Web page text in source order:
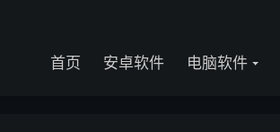
首页 安卓软件 电脑软件